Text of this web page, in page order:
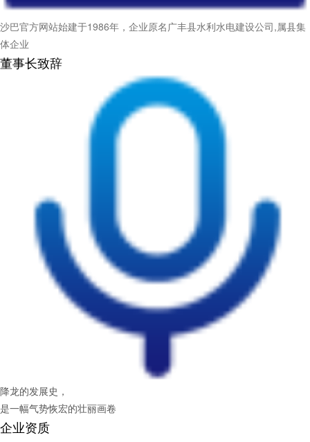
沙巴官方网站始建于1986年，企业原名广丰县水利水电建设公司,属县集
体企业
董事长致辞
降龙的发展史，
是一幅气势恢宏的壮丽画卷
企业资质